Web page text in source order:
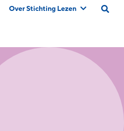
Over Stichting Lezen